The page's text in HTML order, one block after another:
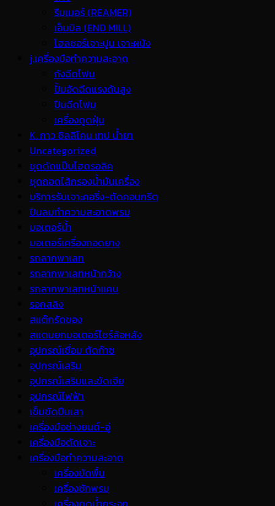
รีมเมอร์ (REAMER)
เอ็นมิล (END MILL)
โฮลซอร์เจาะปูน เจาะผนัง
j.เครื่องมือทำความสะอาด
ถังฉีดโฟม
ปั้มอัดฉีดแรงดันสูง
ปืนฉีดโฟม
เครื่องดูดฝุ่น
K. กาว ซิลลิโคน เทป น้ำยา
Uncategorized
ชุดดัดแป๊บไฮดรอลิค
ชุดถอดไส้กรองน้ำมันเครื่อง
บริการรับเจาะคอริ่ง-ตัดคอนกรีต
ปืนลมทำความสะอาดพรม
มอเตอร์น้ำ
มอเตอร์เครื่องถอดยาง
รถลากพาเลท
รถลากพาเลทหน้ากว้าง
รถลากพาเลทหน้าแคบ
รอกสลิง
สแต๊กรัดของ
สแตนยกมอเตอร์ไซร์ล้อหลัง
อุปกรณ์เชื่อม ตัดก๊าซ
อุปกรณ์เสริม
อุปกรณ์เสริมและขัดเจีย
อุปกรณ์ไฟฟ้า
เข็มขัดปีนเสา
เครื่องมือช่างยนต์-อู่
เครื่องมือตัดเจาะ
เครื่องมือทำความสะอาด
เครื่องขัดพื้น
เครื่องซักพรม